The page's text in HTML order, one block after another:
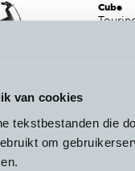
van cookies
tekstbestanden die
om
Cube